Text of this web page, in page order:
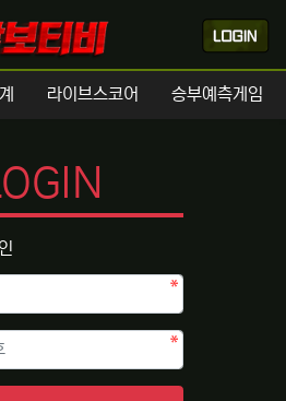
라이브스코어 승부예측게임